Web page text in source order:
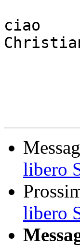
ciao
libero
libero